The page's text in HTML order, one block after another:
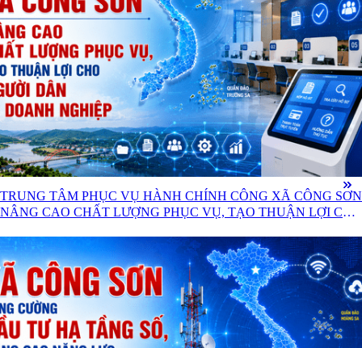
TRUNG TÂM PHỤC VỤ HÀNH CHÍNH CÔNG XÃ CÔNG SƠN
NÂNG CAO CHẤT LƯỢNG PHỤC VỤ, TẠO THUẬN LỢI CHO